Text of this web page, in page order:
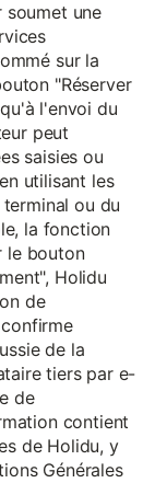
soumet une
sur la
"Réserver
l'envoi du
peut
saisies ou
utilisant les
ou du
la fonction
le bouton
Holidu
de
de la
tiers par e-
de
contient
de Holidu, y
Générales